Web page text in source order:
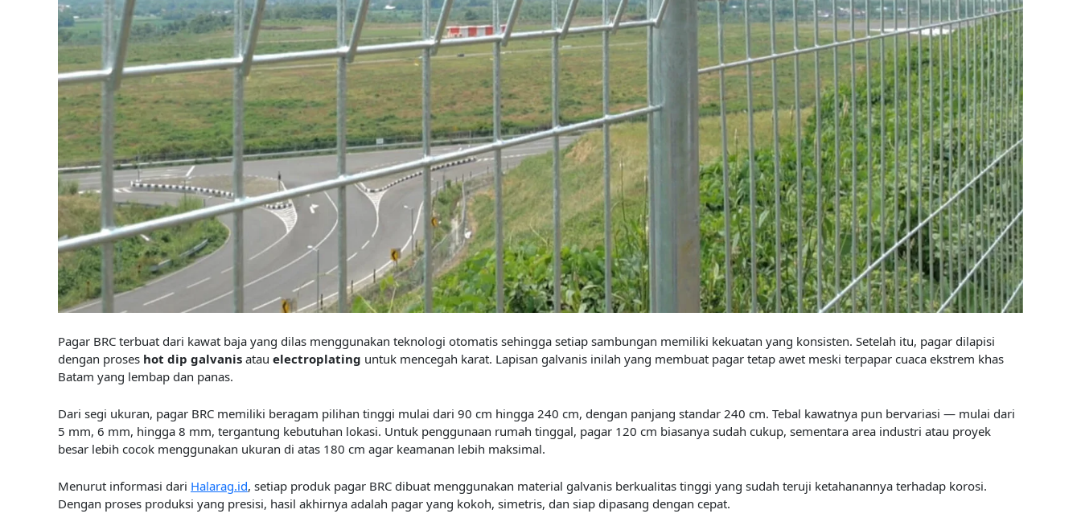
Pagar BRC terbuat dari kawat baja yang dilas menggunakan teknologi otomatis sehingga setiap sambungan memiliki kekuatan yang konsisten. Setelah itu, pagar dilapisi
dengan proses hot dip galvanis atau electroplating untuk mencegah karat. Lapisan galvanis inilah yang membuat pagar tetap awet meski terpapar cuaca ekstrem khas
Batam yang lembap dan panas.
Dari segi ukuran, pagar BRC memiliki beragam pilihan tinggi mulai dari 90 cm hingga 240 cm, dengan panjang standar 240 cm. Tebal kawatnya pun bervariasi — mulai dari
5 mm, 6 mm, hingga 8 mm, tergantung kebutuhan lokasi. Untuk penggunaan rumah tinggal, pagar 120 cm biasanya sudah cukup, sementara area industri atau proyek
besar lebih cocok menggunakan ukuran di atas 180 cm agar keamanan lebih maksimal.
Menurut informasi dari Halarag.id, setiap produk pagar BRC dibuat menggunakan material galvanis berkualitas tinggi yang sudah teruji ketahanannya terhadap korosi.
Dengan proses produksi yang presisi, hasil akhirnya adalah pagar yang kokoh, simetris, dan siap dipasang dengan cepat.